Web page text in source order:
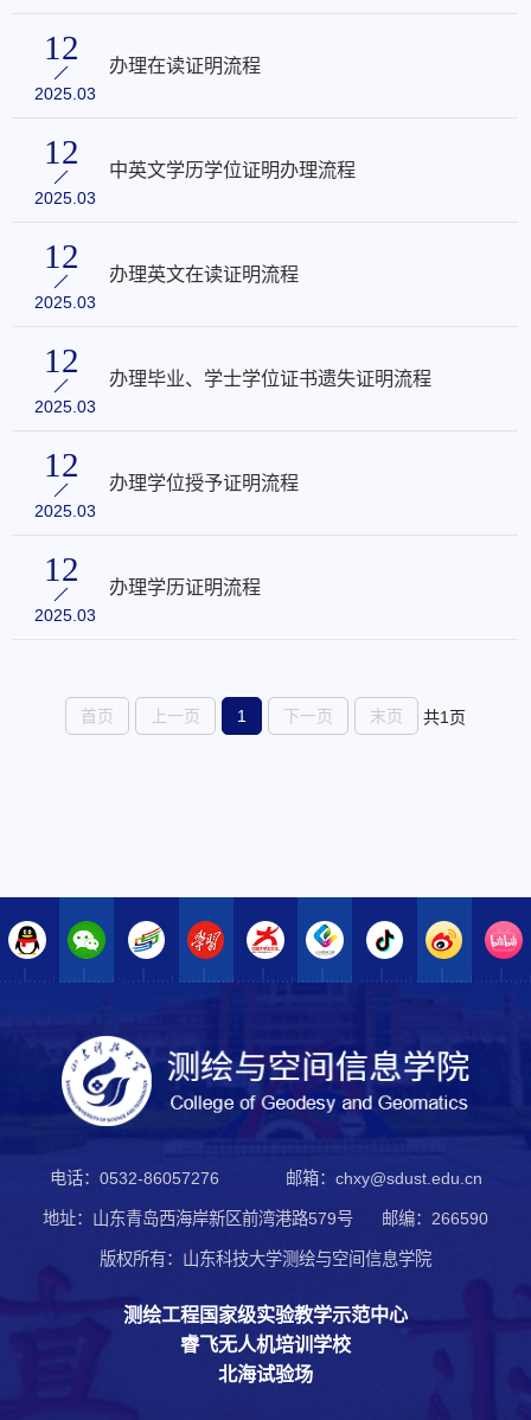
12
2025.03
办理在读证明流程
12
2025.03
中英文学历学位证明办理流程
12
2025.03
办理英文在读证明流程
12
2025.03
办理毕业、学士学位证书遗失证明流程
12
2025.03
办理学位授予证明流程
12
2025.03
办理学历证明流程
首页 上一页 1 下一页 末页 共1页
电话：0532-86057276 邮箱：chxy@sdust.edu.cn
地址：山东青岛西海岸新区前湾港路579号 邮编：266590
版权所有：山东科技大学测绘与空间信息学院
测绘工程国家级实验教学示范中心
睿飞无人机培训学校
北海试验场